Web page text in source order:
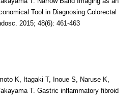
Tool in Diagnosing Colorectal
2015; 48(6): 461-463
K, Itagaki T, Inoue S, Naruse K,
T. Gastric inflammatory fibroid